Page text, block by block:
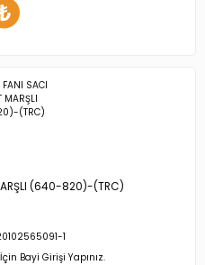
(640-820)-(TRC)
1
Bayi Girişi Yapınız.